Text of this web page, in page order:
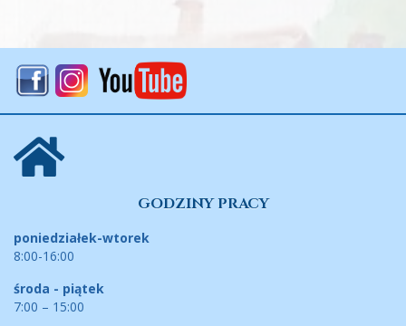
GODZINY PRACY
poniedziałek-wtorek
8:00-16:00
środa - piątek
7:00 – 15:00